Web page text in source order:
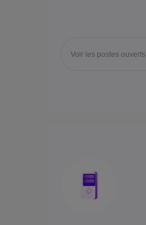
Voir les postes ouverts